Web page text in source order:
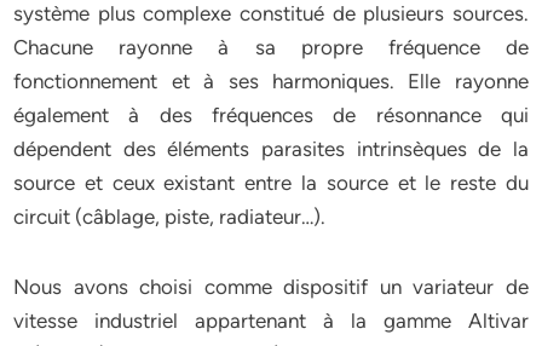
système plus complexe constitué de plusieurs sources.
Chacune rayonne à sa propre fréquence de
fonctionnement et à ses harmoniques. Elle rayonne
également à des fréquences de résonnance qui
dépendent des éléments parasites intrinsèques de la
source et ceux existant entre la source et le reste du
circuit (câblage, piste, radiateur…).
Nous avons choisi comme dispositif un variateur de
vitesse industriel appartenant à la gamme Altivar